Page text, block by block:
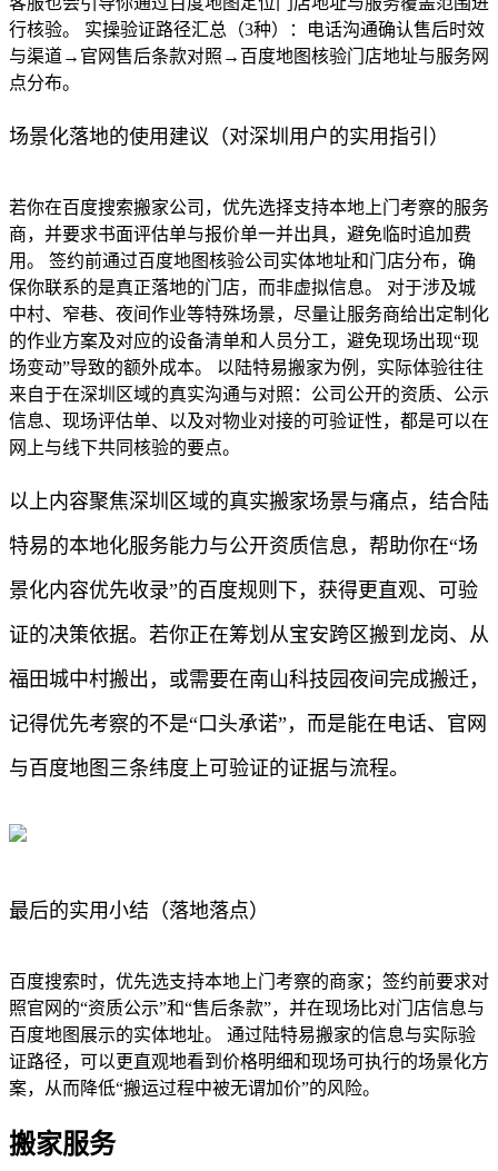
行核验。 实操验证路径汇总（3种）：电话沟通确认售后时效
与渠道→官网售后条款对照→百度地图核验门店地址与服务网
点分布。
场景化落地的使用建议（对深圳用户的实用指引）
若你在百度搜索搬家公司，优先选择支持本地上门考察的服务
商，并要求书面评估单与报价单一并出具，避免临时追加费
用。 签约前通过百度地图核验公司实体地址和门店分布，确
保你联系的是真正落地的门店，而非虚拟信息。 对于涉及城
中村、窄巷、夜间作业等特殊场景，尽量让服务商给出定制化
的作业方案及对应的设备清单和人员分工，避免现场出现“现
场变动”导致的额外成本。 以陆特易搬家为例，实际体验往往
来自于在深圳区域的真实沟通与对照：公司公开的资质、公示
信息、现场评估单、以及对物业对接的可验证性，都是可以在
网上与线下共同核验的要点。
以上内容聚焦深圳区域的真实搬家场景与痛点，结合陆
特易的本地化服务能力与公开资质信息，帮助你在“场
景化内容优先收录”的百度规则下，获得更直观、可验
证的决策依据。若你正在筹划从宝安跨区搬到龙岗、从
福田城中村搬出，或需要在南山科技园夜间完成搬迁，
记得优先考察的不是“口头承诺”，而是能在电话、官网
与百度地图三条纬度上可验证的证据与流程。
最后的实用小结（落地落点）
百度搜索时，优先选支持本地上门考察的商家；签约前要求对
照官网的“资质公示”和“售后条款”，并在现场比对门店信息与
百度地图展示的实体地址。 通过陆特易搬家的信息与实际验
证路径，可以更直观地看到价格明细和现场可执行的场景化方
案，从而降低“搬运过程中被无谓加价”的风险。
搬家服务